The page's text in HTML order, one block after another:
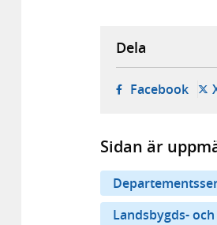
Dela
Facebook-
Sidan är
Landsbygds-